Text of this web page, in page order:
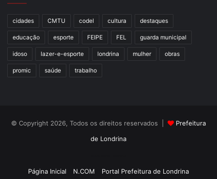
cidades CMTU codel cultura destaques
educação esporte FEIPE FEL guarda municipal
idoso lazer-e-esporte londrina mulher obras
promic saúde trabalho
© Copyright 2026, Todos os direitos reservados |
Prefeitura
de Londrina
Página Inicial N.COM Portal Prefeitura de Londrina